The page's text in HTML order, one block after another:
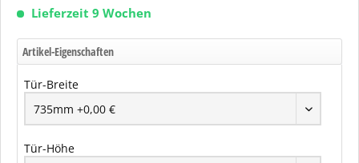
Lieferzeit 9 Wochen
Artikel-Eigenschaften
Tür-Breite
Tür-Höhe